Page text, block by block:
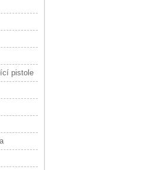
pistole